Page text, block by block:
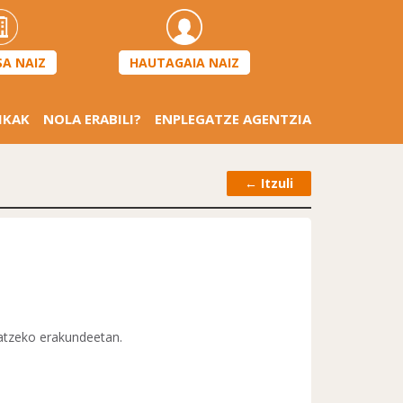
NAIZ HAUTAGAIA NAIZ
NOLA ERABILI? ENPLEGATZE AGENTZIA
← Itzuli
erakundeetan.